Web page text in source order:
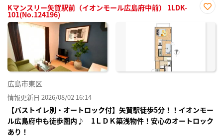
Kマンスリー矢賀駅前（イオンモール広島府中前） 1LDK-
101(No.124196)
に入
広島市東区
情報更新日 2026/08/02 16:14
【バストイレ別・オートロック付】矢賀駅徒歩5分！！イオンモー
ル広島府中も徒歩圏内♪ 1ＬＤＫ築浅物件！安心のオートロック
あり！